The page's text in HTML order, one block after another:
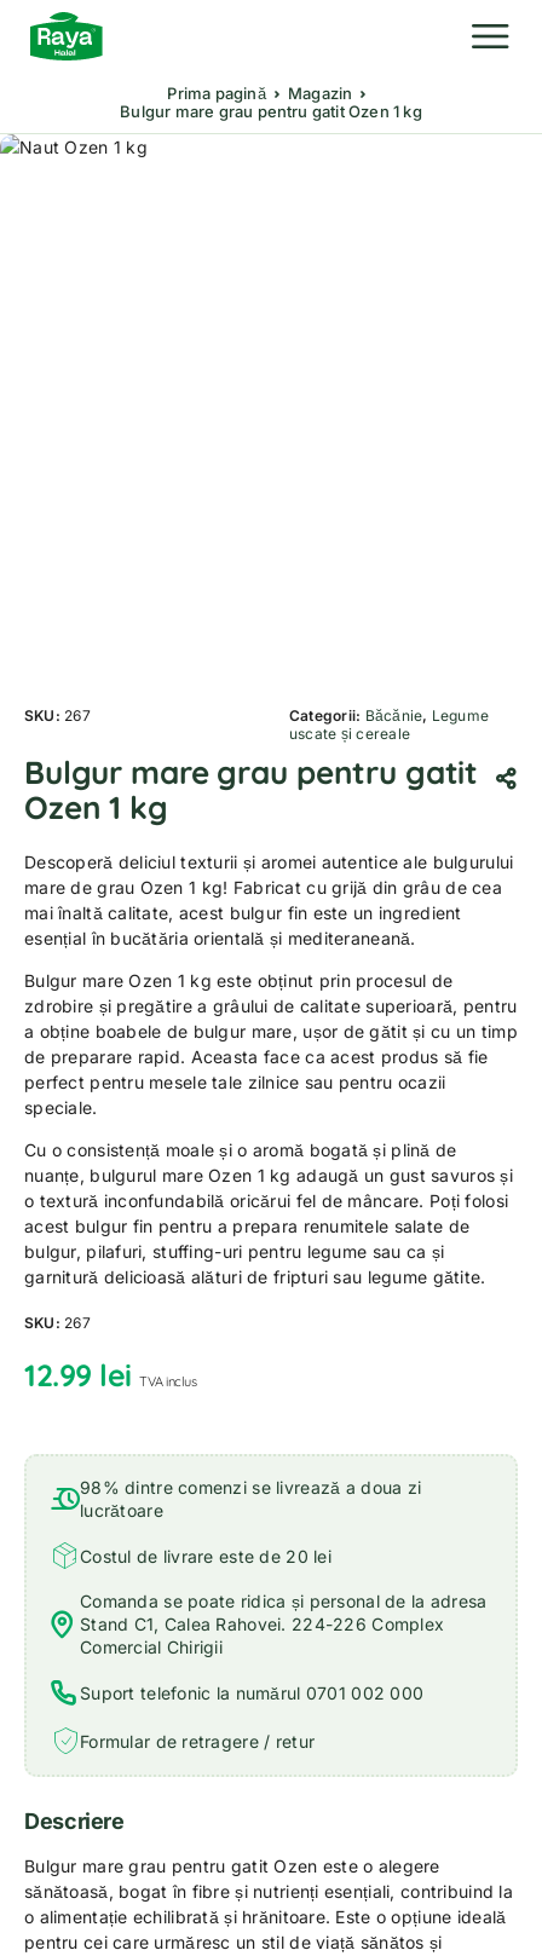
Prima pagină
Magazin
Bulgur mare grau pentru gatit Ozen 1 kg
SKU: 267 Categorii: Băcănie, Legume
uscate și cereale
Bulgur mare grau pentru gatit
Ozen 1 kg
Descoperă deliciul texturii și aromei autentice ale bulgurului
mare de grau Ozen 1 kg! Fabricat cu grijă din grâu de cea
mai înaltă calitate, acest bulgur fin este un ingredient
esențial în bucătăria orientală și mediteraneană.
Bulgur mare Ozen 1 kg este obținut prin procesul de
zdrobire și pregătire a grâului de calitate superioară, pentru
a obține boabele de bulgur mare, ușor de gătit și cu un timp
de preparare rapid. Aceasta face ca acest produs să fie
perfect pentru mesele tale zilnice sau pentru ocazii
speciale.
Cu o consistență moale și o aromă bogată și plină de
nuanțe, bulgurul mare Ozen 1 kg adaugă un gust savuros și
o textură inconfundabilă oricărui fel de mâncare. Poți folosi
acest bulgur fin pentru a prepara renumitele salate de
bulgur, pilafuri, stuffing-uri pentru legume sau ca și
garnitură delicioasă alături de fripturi sau legume gătite.
SKU: 267
12.99 lei TVA inclus
98% dintre comenzi se livrează a doua zi
lucrătoare
Costul de livrare este de 20 lei
Comanda se poate ridica și personal de la adresa
Stand C1, Calea Rahovei. 224-226 Complex
Comercial Chirigii
Suport telefonic la numărul 0701 002 000
Formular de retragere / retur
Descriere
Bulgur mare grau pentru gatit Ozen este o alegere
sănătoasă, bogat în fibre și nutrienți esențiali, contribuind la
o alimentație echilibrată și hrănitoare. Este o opțiune ideală
pentru cei care urmăresc un stil de viață sănătos și